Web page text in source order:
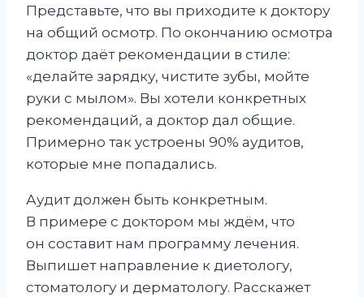
Представьте, что вы приходите к доктору
на общий осмотр. По окончанию осмотра
доктор даёт рекомендации в стиле:
«делайте зарядку, чистите зубы, мойте
руки с мылом». Вы хотели конкретных
рекомендаций, а доктор дал общие.
Примерно так устроены 90% аудитов,
которые мне попадались.
Аудит должен быть конкретным.
В примере с доктором мы ждём, что
он составит нам программу лечения.
Выпишет направление к диетологу,
стоматологу и дерматологу. Расскажет